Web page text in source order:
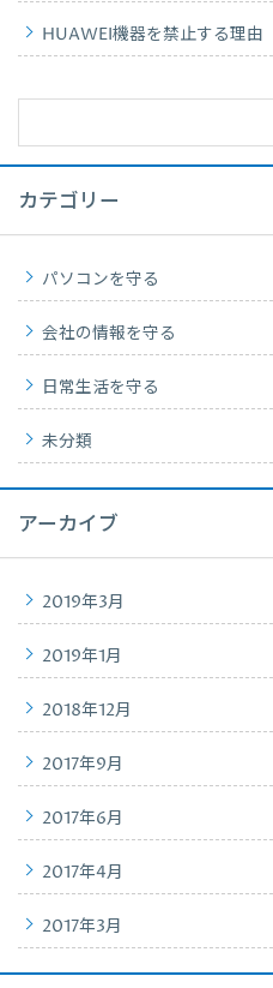
HUAWEI機器を禁止する理由
カテゴリー
パソコンを守る
会社の情報を守る
日常生活を守る
未分類
アーカイブ
2019年3月
2019年1月
2018年12月
2017年9月
2017年6月
2017年4月
2017年3月